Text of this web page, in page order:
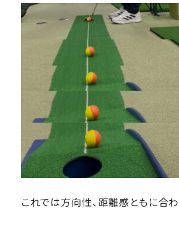
これでは方向性、距離感ともに合わ